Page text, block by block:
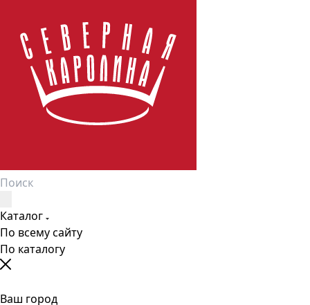
Каталог
По всему сайту
По каталогу
Ваш город